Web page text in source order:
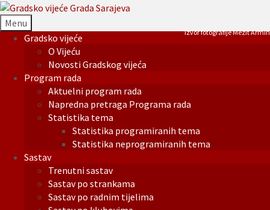
Menu
Gradsko vijeće
O Vijeću
Novosti Gradskog vijeća
Program rada
Aktuelni program rada
Napredna pretraga Programa rada
Statistika tema
Statistika programiranih tema
Statistika neprogramiranih tema
Sastav
Trenutni sastav
Sastav po strankama
Sastav po radnim tijelima
Izvor fotografije Mezit Armin